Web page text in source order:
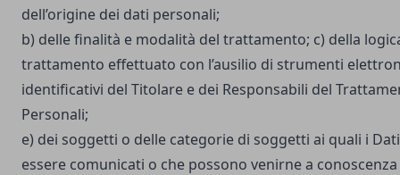
dell’origine dei dati personali;
b) delle finalità e modalità del trattamento; c) della
trattamento effettuato con l’ausilio di strumenti
identificativi del Titolare e dei Responsabili del
Personali;
e) dei soggetti o delle categorie di soggetti ai quali i
essere comunicati o che possono venirne a